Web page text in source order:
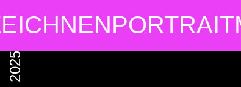
PORTRAIT